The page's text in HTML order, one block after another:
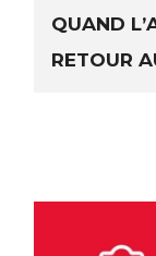
quand
retour